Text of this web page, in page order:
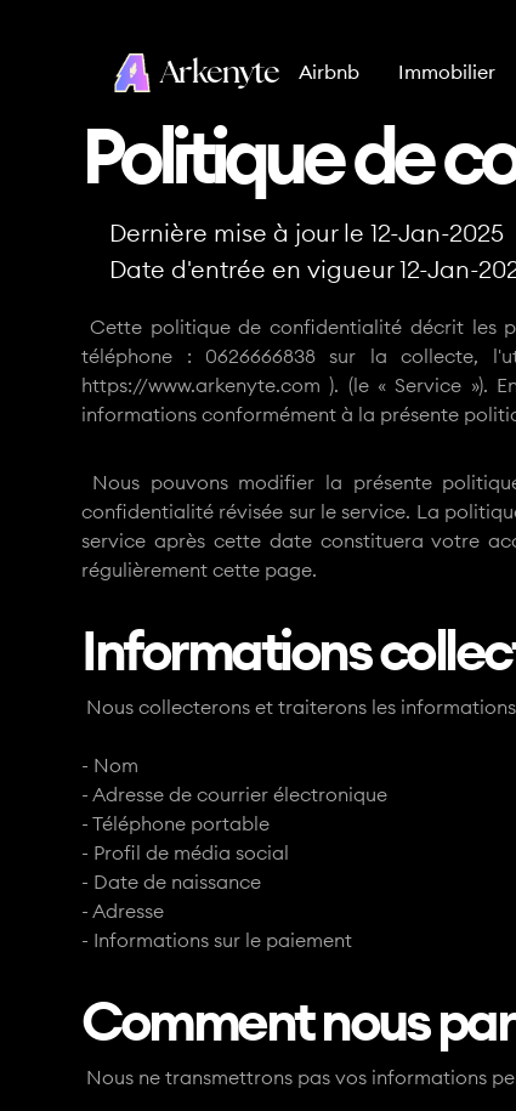
Arkenyte Airbnb Immobilier
Politique de
Dernière mise à jour le 12-Jan-2025
Date d'entrée en vigueur 12-Jan-
Cette politique de confidentialité décrit les
téléphone : 0626666838 sur la collecte,
https://www.arkenyte.com ). (le « Service
informations conformément à la présente
Nous pouvons modifier la présente
confidentialité révisée sur le service. La
service après cette date constituera votre
régulièrement cette page.
Informations
Nous collecterons et traiterons les
- Nom
- Adresse de courrier électronique
- Téléphone portable
- Profil de média social
- Date de naissance
- Adresse
- Informations sur le paiement
Comment nous
Nous ne transmettrons pas vos informations